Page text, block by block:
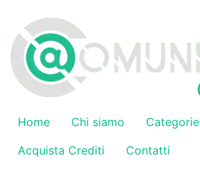
contenuto
Home Chi siamo
Categorie
Acquista Crediti
Contatti